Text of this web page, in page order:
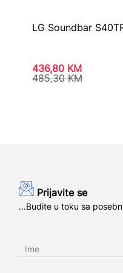
LG Soundbar
436,80 KM
485,30KM
Prijavite se
...Budite u toku sa
Ime